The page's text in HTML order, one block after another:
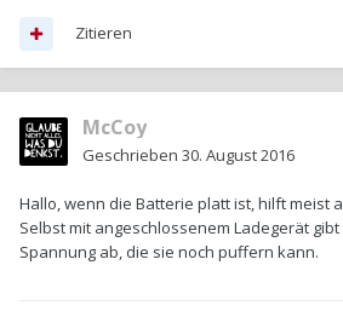
Zitieren
McCoy
Geschrieben 30. August 2016
Hallo, wenn die Batterie platt ist, hilft meist
Selbst mit angeschlossenem Ladegerät
Spannung ab, die sie noch puffern kann.